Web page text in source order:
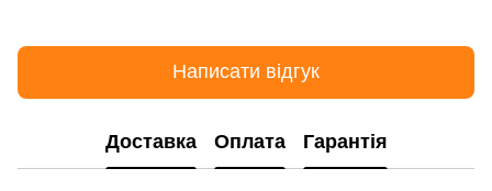
Написати відгук
Доставка Оплата Гарантія